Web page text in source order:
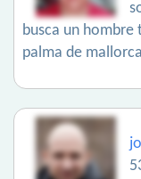
busca un hombre
palma de